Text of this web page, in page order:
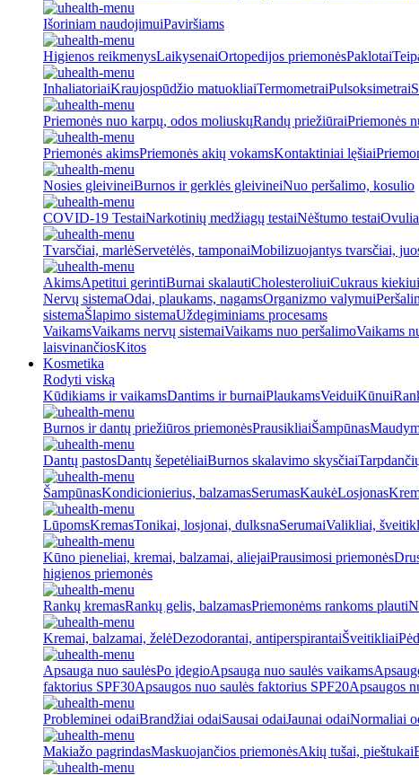
Išoriniam naudojimuiPaviršiams
Higienos reikmenysLaikysenaiOrtopedijos priemonėsPaklotai
InhaliatoriaiKraujospūdžio matuokliaiTermometraiPulsoksimetrai
Priemonės nuo karpų, odos moliuskųRandų priežiūraiPriemonės
Priemonės akimsPriemonės akių vokamsKontaktiniai lęšiai
Nosies gleivineiBurnos ir gerklės gleivineiNuo peršalimo, kosulio
COVID-19 TestaiNarkotinių medžiagų testaiNėštumo testai
Tvarsčiai, marlėServetėlės, tamponaiMobilizuojantys tvarsčiai,
AkimsApetitui gerintiBurnai skalautiCholesteroliuiCukraus
Nervų sistemaOdai, plaukams, nagamsOrganizmo valymui
sistemaŠlapimo sistemaUždegiminiams procesams
VaikamsVaikams nervų sistemaiVaikams nuo peršalimoVaikams
laisvinančiosKitos
Kosmetika
Rodyti viską
Kūdikiams ir vaikamsDantims ir burnaiPlaukamsVeiduiKūnui
Burnos ir dantų priežiūros priemonėsPrausikliaiŠampūnas
Dantų pastosDantų šepetėliaiBurnos skalavimo skysčiai
ŠampūnasKondicionierius, balzamasSerumasKaukėLosjonas
LūpomsKremasTonikai, losjonai, dulksnaSerumaiValikliai,
Kūno pieneliai, kremai, balzamai, aliejaiPrausimosi priemonės
higienos priemonės
Rankų kremasRankų gelis, balzamasPriemonėms rankoms plauti
Kremai, balzamai, želėDezodorantai, antiperspirantaiŠveitikliai
Apsauga nuo saulėsPo įdegioApsauga nuo saulės vaikams
faktorius SPF30Apsaugos nuo saulės faktorius SPF20Apsaugos
Probleminei odaiBrandžiai odaiSausai odaiJaunai odaiNormaliai
Makiažo pagrindasMaskuojančios priemonėsAkių tušai, pieštukai